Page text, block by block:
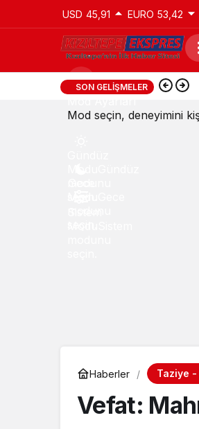
USD 45,91 EURO 53,42
Mod seçin, deneyimini
SON GELIŞMELER
Haberler Taziye
Vefat: